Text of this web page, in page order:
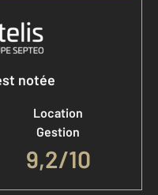
notée
Location
Gestion
9,2/10